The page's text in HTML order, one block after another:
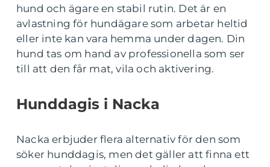
hund och ägare en stabil rutin. Det är en
avlastning för hundägare som arbetar heltid
eller inte kan vara hemma under dagen. Din
hund tas om hand av professionella som ser
till att den får mat, vila och aktivering.
Hunddagis i Nacka
Nacka erbjuder flera alternativ för den som
söker hunddagis, men det gäller att finna ett